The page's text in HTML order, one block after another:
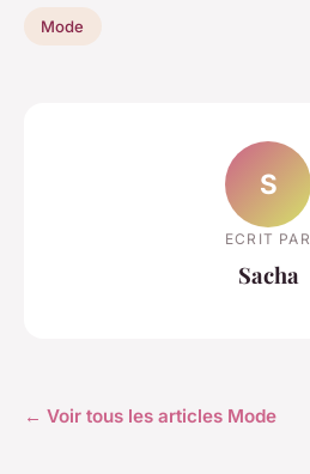
Mode
S
ECRIT PAR
Sacha
← Voir tous les articles Mode